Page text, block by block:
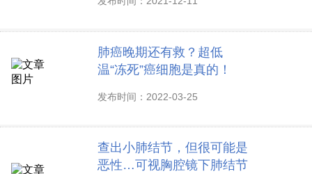
肺癌晚期还有救？超低
温“冻死”癌细胞是真的！
发布时间：2022-03-25
查出小肺结节，但很可能是
恶性…可视胸腔镜下肺结节